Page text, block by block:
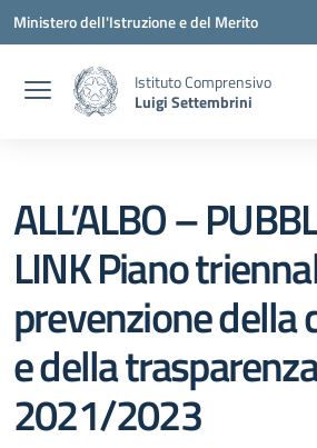
Vai ai contenuti
Vai al menu di navigazione
Vai al footer
Ministero dell'Istruzione e del Merito
Istituto Comprensivo
Luigi Settembrini
ALL’ALBO –
LINK Piano
prevenzione della
e della trasparenza
2021/2023